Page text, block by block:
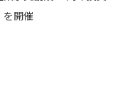
を開催